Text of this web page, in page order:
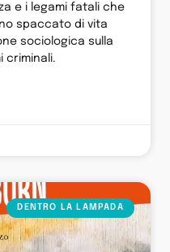
e i legami fatali che
spaccato di vita
sociologica sulla
criminali.
DENTRO LA LAMPADA